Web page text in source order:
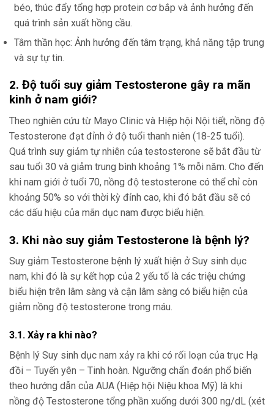
béo, thúc đẩy tổng hợp protein cơ bắp và ảnh hưởng đến
quá trình sản xuất hồng cầu.
Tâm thần học: Ảnh hưởng đến tâm trạng, khả năng tập trung
và sự tự tin.
2. Độ tuổi suy giảm Testosterone gây ra mãn
kinh ở nam giới?
Theo nghiên cứu từ Mayo Clinic và Hiệp hội Nội tiết, nồng độ
Testosterone đạt đỉnh ở độ tuổi thanh niên (18-25 tuổi).
Quá trình suy giảm tự nhiên của testosterone sẽ bắt đầu từ
sau tuổi 30 và giảm trung bình khoảng 1% mỗi năm. Cho đến
khi nam giới ở tuổi 70, nồng độ testosterone có thể chỉ còn
khoảng 50% so với thời kỳ đỉnh cao, khi đó bắt đầu sẽ có
các dấu hiệu của mãn dục nam được biểu hiện.
3. Khi nào suy giảm Testosterone là bệnh lý?
Suy giảm Testosterone bệnh lý xuất hiện ở Suy sinh dục
nam, khi đó là sự kết hợp của 2 yếu tố là các triệu chứng
biểu hiện trên lâm sàng và cận lâm sàng có biểu hiện của
giảm nồng độ testosterone trong máu.
3.1. Xảy ra khi nào?
Bệnh lý Suy sinh dục nam xảy ra khi có rối loạn của trục Hạ
đồi – Tuyến yên – Tinh hoàn. Ngưỡng chẩn đoán phổ biến
theo hướng dẫn của AUA (Hiệp hội Niệu khoa Mỹ) là khi
nồng độ Testosterone tổng phần xuống dưới 300 ng/dL (xét